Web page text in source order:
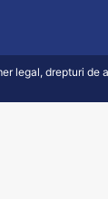
legal, drepturi de